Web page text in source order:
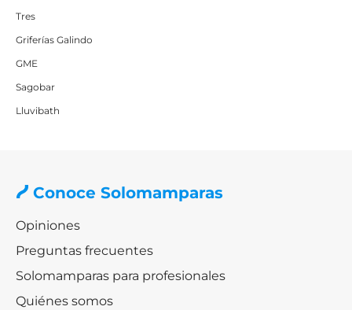
Tres
Griferías Galindo
GME
Sagobar
Lluvibath
Conoce Solomamparas
Opiniones
Preguntas frecuentes
Solomamparas para profesionales
Quiénes somos